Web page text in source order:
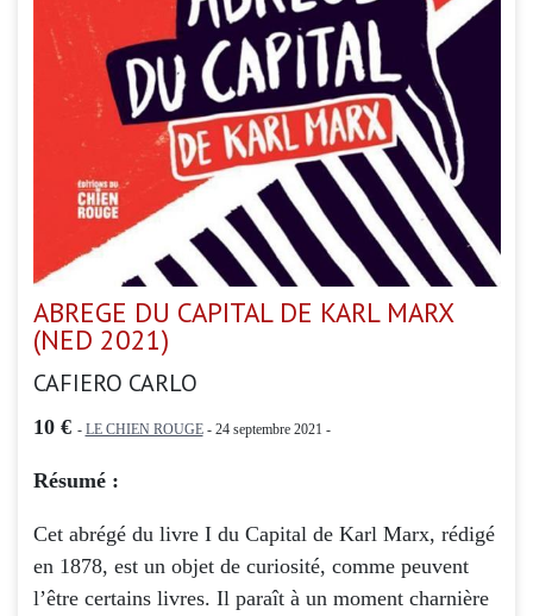
ABREGE DU CAPITAL DE KARL MARX
(NED 2021)
CAFIERO CARLO
10 € - LE CHIEN ROUGE- 24 septembre 2021 -
Résumé :
Cet abrégé du livre I du Capital de Karl Marx, rédigé
en 1878, est un objet de curiosité, comme peuvent
l’être certains livres. Il paraît à un moment charnière